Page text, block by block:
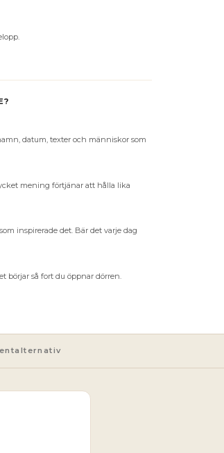
datum, texter och människor som
mening förtjänar att hålla lika
inspirerade det. Bär det varje dag
börjar så fort du öppnar dörren.